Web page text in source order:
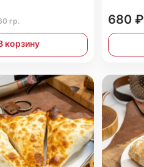
гр.
корзину
680 ₽